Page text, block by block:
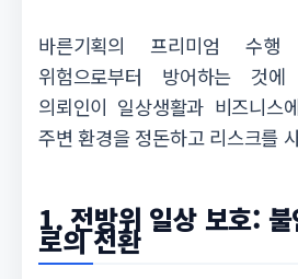
바른기획의 프리미엄 수행
위험으로부터 방어하는 것
의뢰인이 일상생활과 비즈니스
주변 환경을 정돈하고 리스크를
1. 전방위 일상 보호:
로의 전환